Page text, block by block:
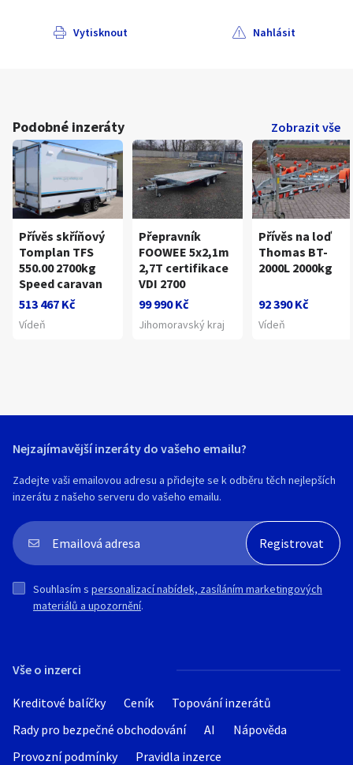
Vytisknout Nahlásit
Podobné inzeráty Zobrazit vše
Přívěs skříňový
Tomplan TFS
550.00 2700kg
Speed caravan
513 467 Kč
Vídeň
Přepravník
FOOWEE 5x2,1m
2,7T certifikace
VDI 2700
99 990 Kč
Jihomoravský kraj
Přívěs na loď
Thomas BT-
2000L 2000kg
92 390 Kč
Vídeň
Vše o inzerci
Kreditové balíčky Ceník
Topování inzerátů
Rady pro bezpečné obchodování
AI
Nápověda
Provozní podmínky
Pravidla inzerce
Nejzajímavější inzeráty do vašeho emailu?
Zadejte vaši emailovou adresu a přidejte se k odběru těch nejlepších
inzerátu z našeho serveru do vašeho emailu.
Souhlasím s personalizací nabídek, zasíláním marketingových
materiálů a upozornění.